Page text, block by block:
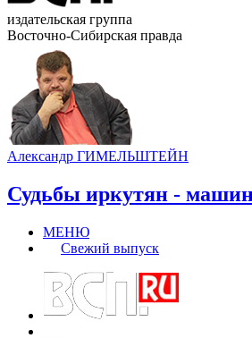
издательская группа
Восточно-Сибирская правда
Александр ГИМЕЛЬШТЕЙН
Судьбы иркутян -
МЕНЮ
Свежий выпуск